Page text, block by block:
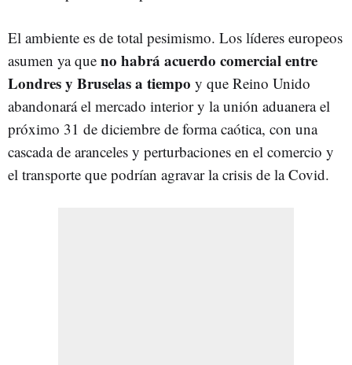
El ambiente es de total pesimismo. Los líderes europeos
asumen ya que no habrá acuerdo comercial entre
Londres y Bruselas a tiempo y que Reino Unido
abandonará el mercado interior y la unión aduanera el
próximo 31 de diciembre de forma caótica, con una
cascada de aranceles y perturbaciones en el comercio y
el transporte que podrían agravar la crisis de la Covid.